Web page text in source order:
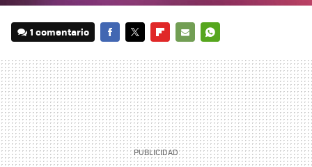
1 comentario
MAIL